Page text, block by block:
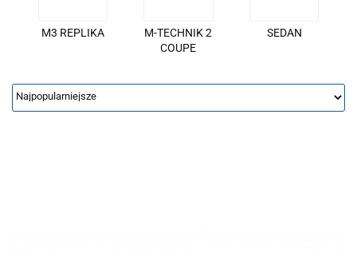
M3 REPLIKA
M-TECHNIK 2
COUPE
SEDAN